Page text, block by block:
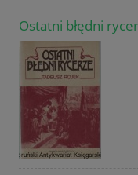
Ostatni błędni